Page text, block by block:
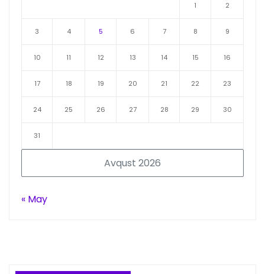
Avqust 2026
1 2
3 4 5 6 7 8 9
10 11 12 13 14 15 16
17 18 19 20 21 22 23
24 25 26 27 28 29 30
31
« May